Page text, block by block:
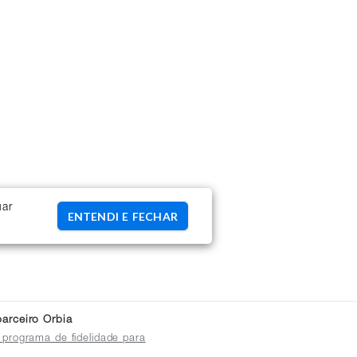
ENTENDI E FECHAR
Orbia
programa de fidelidade para